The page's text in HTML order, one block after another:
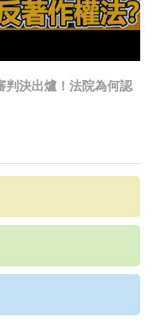
判決出爐！法院為何認